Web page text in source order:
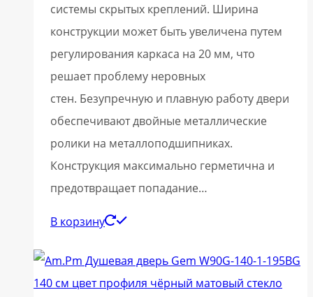
системы скрытых креплений. Ширина
конструкции может быть увеличена путем
регулирования каркаса на 20 мм, что
решает проблему неровных
стен. Безупречную и плавную работу двери
обеспечивают двойные металлические
ролики на металлоподшипниках.
Конструкция максимально герметична и
предотвращает попадание…
В корзину